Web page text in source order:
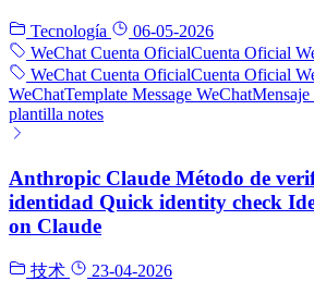
Tecnología
06-05-2026
WeChat Cuenta OficialCuenta Oficial
WeChat Cuenta OficialCuenta Oficial
WeChatTemplate Message WeChat
plantilla notes
Anthropic Claude Método de
identidad Quick identity check
on Claude
技术
23-04-2026